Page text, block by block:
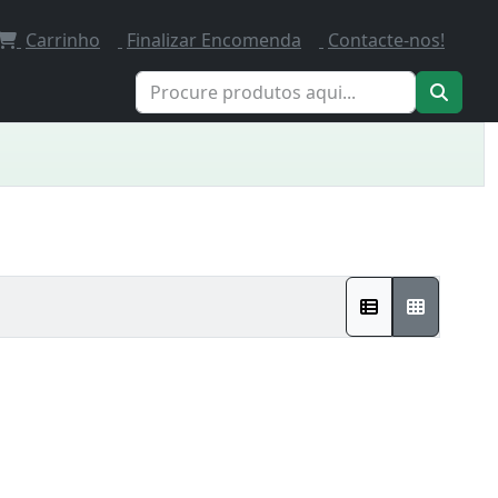
Carrinho Finalizar Encomenda Contacte-nos!